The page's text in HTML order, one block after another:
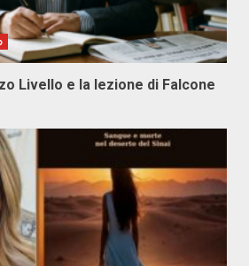
Livello e la lezione di Falcone